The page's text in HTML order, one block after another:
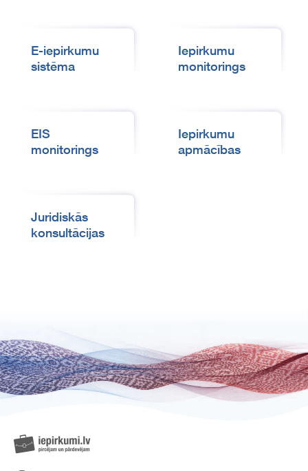
E-iepirkumu
sistēma
Iepirkumu
monitorings
EIS
monitorings
Iepirkumu
apmācības
Juridiskās
konsultācijas